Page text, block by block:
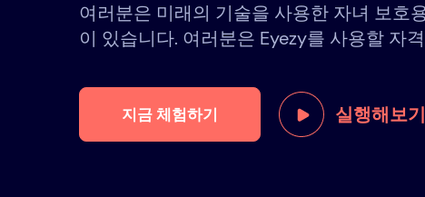
여러분은 미래의 기술을 사용한 자녀 보호
이 있습니다. 여러분은 Eyezy를 사용할 자
지금 체험하기 실행해보기